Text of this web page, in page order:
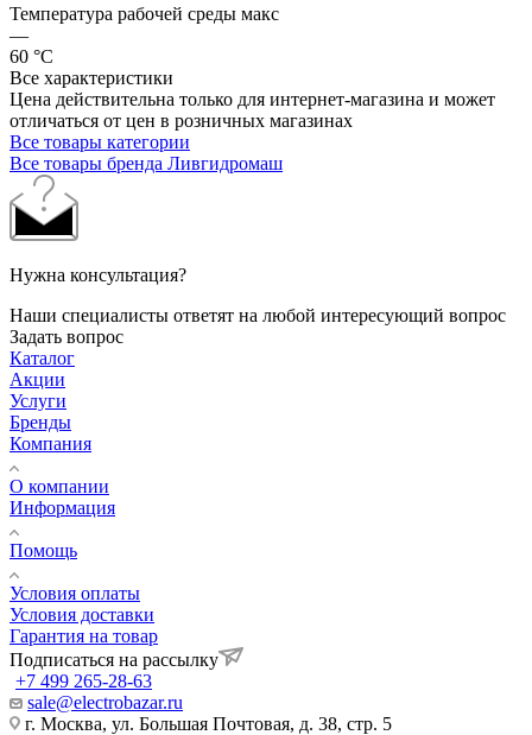
Температура рабочей среды макс
—
60 °С
Все характеристики
Цена действительна только для интернет-магазина и может
отличаться от цен в розничных магазинах
Все товары категории
Все товары бренда Ливгидромаш
Нужна консультация?
Наши специалисты ответят на любой интересующий вопрос
Задать вопрос
Каталог
Акции
Услуги
Бренды
Компания
О компании
Информация
Помощь
Условия оплаты
Условия доставки
Гарантия на товар
Подписаться на рассылку
+7 499 265-28-63
sale@electrobazar.ru
г. Москва, ул. Большая Почтовая, д. 38, стр. 5